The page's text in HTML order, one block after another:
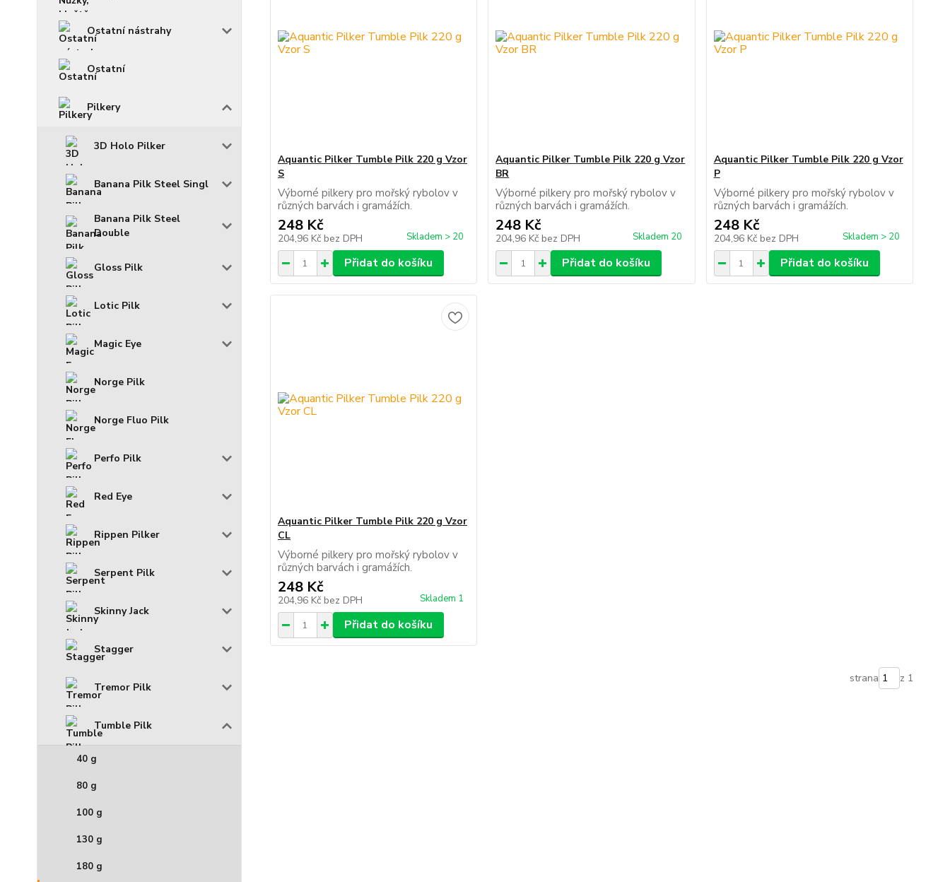
Ostatní nástrahy
Ostatní
Pilkery
3D Holo Pilker
Banana Pilk Steel Singl
Banana Pilk Steel
Double
Gloss Pilk
Lotic Pilk
Magic Eye
Norge Pilk
Norge Fluo Pilk
Perfo Pilk
Red Eye
Rippen Pilker
Serpent Pilk
Skinny Jack
Stagger
Tremor Pilk
Tumble Pilk
40 g
80 g
100 g
130 g
180 g
Aquantic Pilker Tumble Pilk 220 g Vzor
S
Výborné pilkery pro mořský rybolov v
různých barvách i gramážích.
248 Kč
204,96 Kč bez DPH Skladem > 20
Přidat do košíku
Aquantic Pilker Tumble Pilk 220 g Vzor
BR
Výborné pilkery pro mořský rybolov v
různých barvách i gramážích.
248 Kč
204,96 Kč bez DPH Skladem 20
Přidat do košíku
Aquantic Pilker Tumble Pilk 220 g Vzor
P
Výborné pilkery pro mořský rybolov v
různých barvách i gramážích.
248 Kč
204,96 Kč bez DPH Skladem > 20
Přidat do košíku
Aquantic Pilker Tumble Pilk 220 g Vzor
CL
Výborné pilkery pro mořský rybolov v
různých barvách i gramážích.
248 Kč
204,96 Kč bez DPH Skladem 1
Přidat do košíku
strana z 1